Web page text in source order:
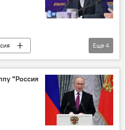
Еще 4
"Россия